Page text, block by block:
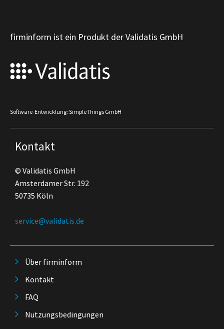
firminform ist ein Produkt der Validatis GmbH
Software-Entwicklung: SimpleThings GmbH
Kontakt
© Validatis GmbH
Amsterdamer Str. 192
50735 Köln
service@validatis.de
Über firminform
Kontakt
FAQ
Nutzungsbedingungen